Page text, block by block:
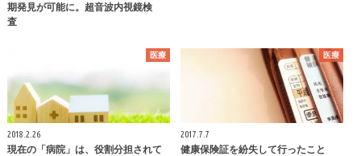
期発見が可能に。超音波内視鏡検
査
医療
2018.2.26
現在の「病院」は、役割分担されて
医療
2017.7.7
健康保険証を紛失して行ったこと